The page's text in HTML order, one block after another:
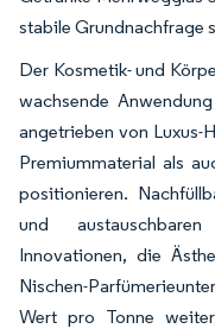
stabile Grundnachfrage
Der Kosmetik- und
wachsende
angetrieben von Luxus-
Premiummaterial als
positionieren.
und austauschbaren
Innovationen, die
Nischen-
Wert pro Tonne